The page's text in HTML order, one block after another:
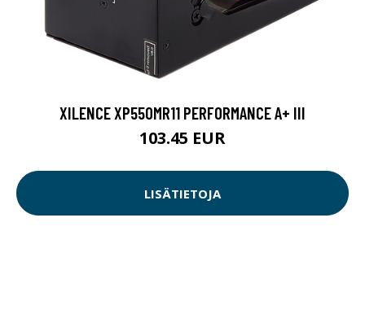
XILENCE XP550MR11 PERFORMANCE A+ III
103.45 EUR
LISÄTIETOJA